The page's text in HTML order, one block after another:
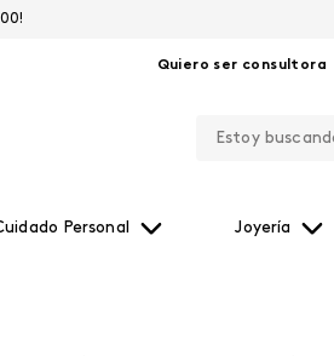
Quiero ser consultora
Personal Joyería